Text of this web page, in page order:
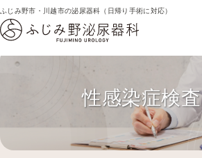
ふじみ野市・川越市の泌尿器科（日帰り手術に対応）
性感染症検査